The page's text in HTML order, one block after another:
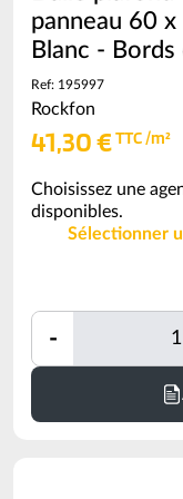
panneau 60
Blanc -
Ref: 195997
Rockfon
41,30 €TTC /m²
Choisissez une
disponibles.
Sélectionner
-
Minimum